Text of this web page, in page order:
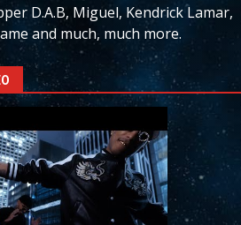
D.A.B, Miguel, Kendrick Lamar,
and much, much more.